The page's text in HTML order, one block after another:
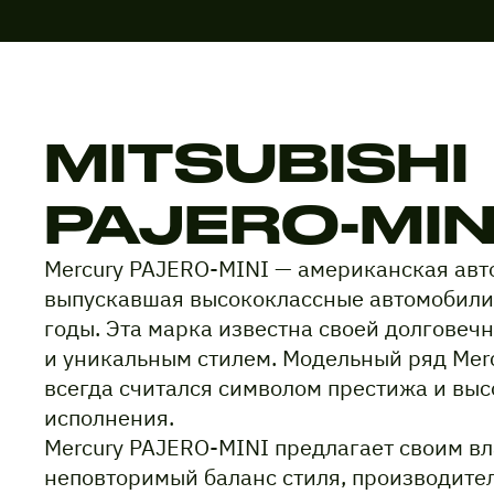
MITSUBISHI
PAJERO-
Mercury PAJERO-MINI — американская
выпускавшая высококлассные
годы. Эта марка известна своей
и уникальным стилем. Модельный ряд
всегда считался символом престижа и
исполнения.
Mercury PAJERO-MINI предлагает своим
неповторимый баланс стиля,